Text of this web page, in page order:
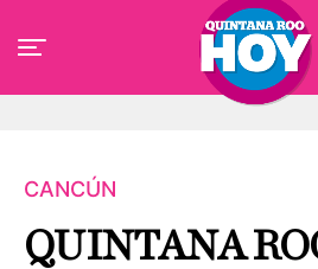
CANCÚN
QUINTANA